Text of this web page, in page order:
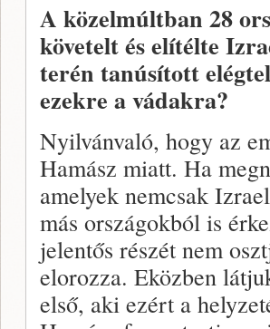
A közelmúltban 28
követelt és elítélte
terén tanúsított
ezekre a vádakra?
Nyilvánvaló, hogy az
Hamász miatt. Ha
amelyek nemcsak
más országokból is
jelentős részét nem
elorozza. Eközben
első, aki ezért a